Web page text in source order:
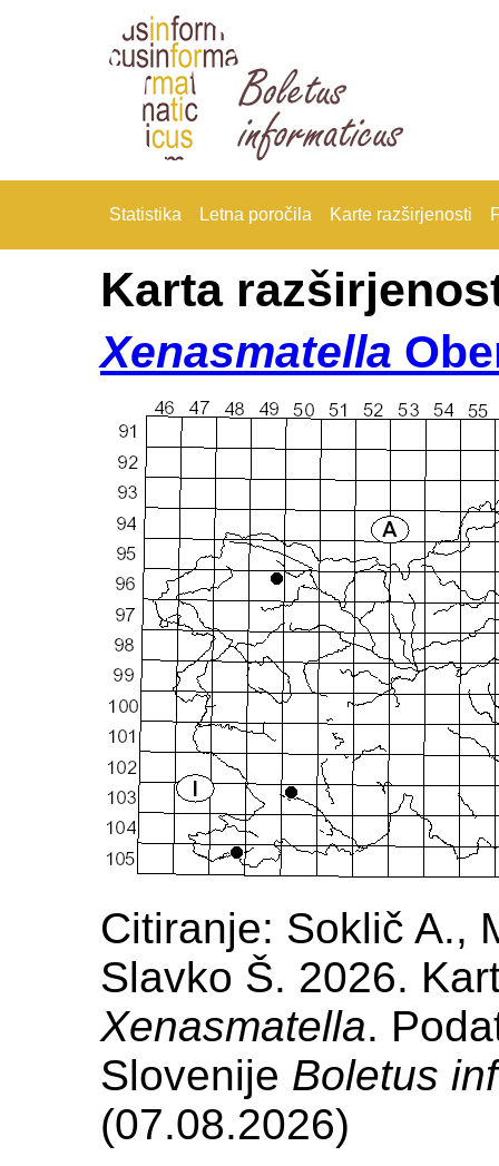
Statistika Letna poročila Karte razširjenosti
Karta
Xenasmatella
Citiranje: Soklič A.,
Slavko Š. 2026.
Xenasmatella.
Slovenije Boletus
(07.08.2026)